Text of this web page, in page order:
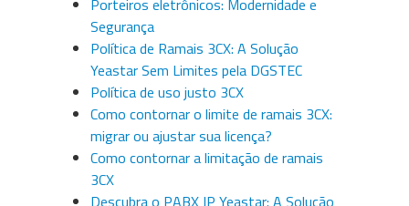
Porteiros eletrônicos: Modernidade e
Segurança
Política de Ramais 3CX: A Solução
Yeastar Sem Limites pela DGSTEC
Política de uso justo 3CX
Como contornar o limite de ramais 3CX:
migrar ou ajustar sua licença?
Como contornar a limitação de ramais
3CX